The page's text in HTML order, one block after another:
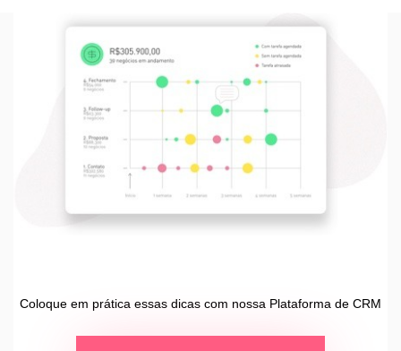
Coloque em prática essas dicas com nossa Plataforma de CRM